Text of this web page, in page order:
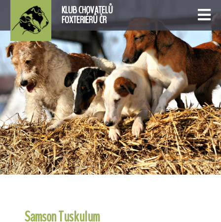
KLUB CHOVATELŮ
FOXTERIÉRŮ ČR
Samson Tuskulum